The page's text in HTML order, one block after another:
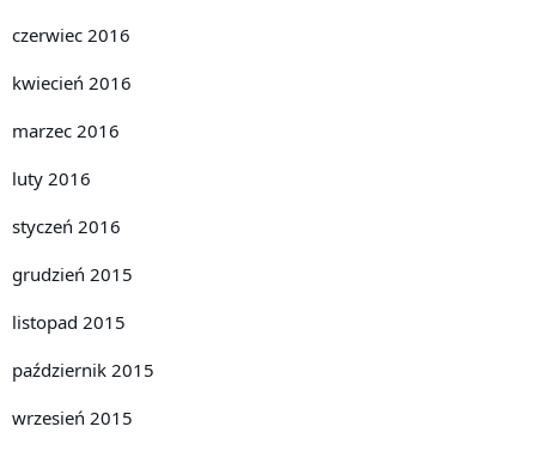
czerwiec 2016
kwiecień 2016
marzec 2016
luty 2016
styczeń 2016
grudzień 2015
listopad 2015
październik 2015
wrzesień 2015